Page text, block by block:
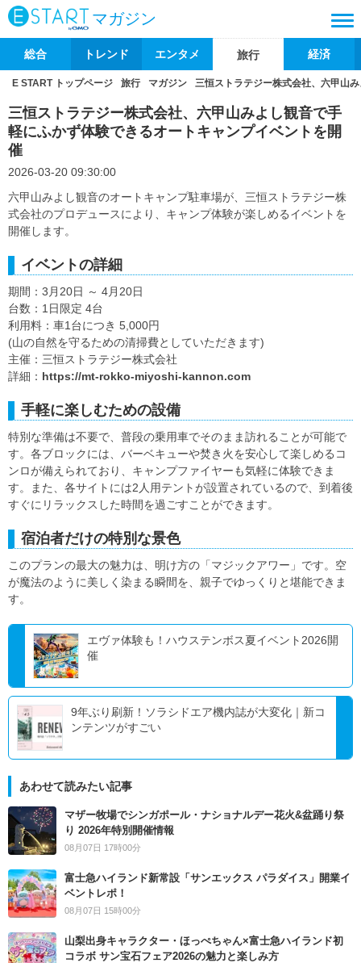
マガジン
総合 トレンド エンタメ 旅行 経済
E START トップページ 旅行 マガジン 三恒ストラテジー株式会社、六甲山
三恒ストラテジー株式会社、六甲山みよし観音で手
軽にふかず体験できるオートキャンプイベントを開
催
2026-03-20 09:30:00
六甲山みよし観音のオートキャンプ駐車場が、三恒ストラテジー株
式会社のプロデュースにより、キャンプ体験が楽しめるイベントを
開催します。
イベントの詳細
期間：3月20日 ～ 4月20日
台数：1日限定 4台
利用料：車1台につき 5,000円
(山の自然を守るための清掃費としていただきます)
主催：三恒ストラテジー株式会社
詳細： https://mt-rokko-miyoshi-kannon.com
手軽に楽しむための設備
特別な準備は不要で、普段の乗用車でそのまま訪れることが可能で
す。各ブロックには、バーベキューや焚き火を安心して楽しめるコ
ンロが備えられており、キャンプファイヤーも気軽に体験できま
す。また、各サイトには2人用テントが設置されているので、到着後
すぐにリラックスした時間を過ごすことができます。
宿泊者だけの特別な景色
このプランの最大の魅力は、明け方の「マジックアワー」です。空
が魔法のように美しく染まる瞬間を、親子でゆっくりと堪能できま
す。
エヴァ体験も！ハウステンボス夏イベント2026開
催
9年ぶり刷新！ソラシドエア機内誌が大変化｜新コ
ンテンツがすごい
あわせて読みたい記事
マザー牧場でシンガポール・ナショナルデー花火&盆踊り祭
り 2026年特別開催情報
08月07日 17時00分
富士急ハイランド新常設「サンエックス パラダイス」開業イ
ベントレポ！
08月07日 15時00分
山梨出身キャラクター・ほっぺちゃん×富士急ハイランド初
コラボ サン宝石フェア2026の魅力と楽しみ方